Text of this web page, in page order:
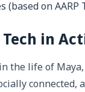
on AARP
in
the life of
connected,